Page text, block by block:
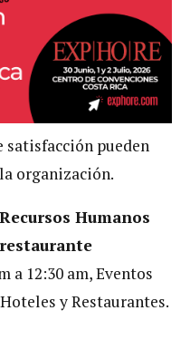
satisfacción pueden
organización.
Humanos
a 12:30 am, Eventos
y Restaurantes.